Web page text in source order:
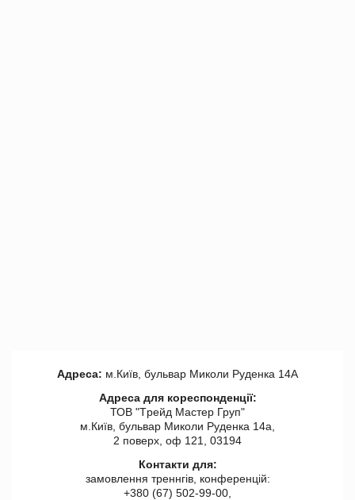
Адреса: м.Київ, бульвар Миколи Руденка 14А
Адреса для кореспонденції:
ТОВ "Tрейд Мастер Груп"
м.Київ, бульвар Миколи Руденка 14а,
2 поверх, оф 121, 03194
Контакти для:
замовлення треннгів, конференцій:
+380 (67) 502-99-00,